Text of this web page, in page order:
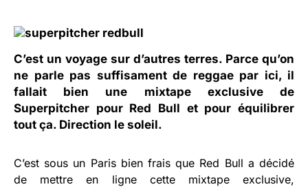
C’est un voyage sur d’autres terres. Parce qu’on
ne parle pas suffisament de reggae par ici, il
fallait bien une mixtape exclusive de
Superpitcher pour Red Bull et pour équilibrer
tout ça. Direction le soleil.
C’est sous un Paris bien frais que Red Bull a décidé
de mettre en ligne cette mixtape exclusive,